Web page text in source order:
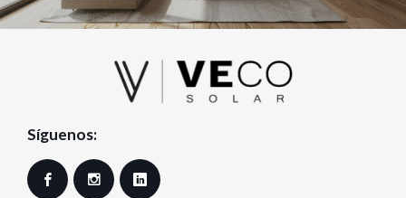
Síguenos:
Facebook Instagram